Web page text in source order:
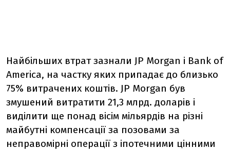
Найбільших втрат зазнали JP Morgan і Bank of
America, на частку яких припадає до близько
75% витрачених коштів. JP Morgan був
змушений витратити 21,3 млрд. доларів і
виділити ще понад вісім мільярдів на різні
майбутні компенсації за позовами за
неправомірні операції з іпотечними цінними